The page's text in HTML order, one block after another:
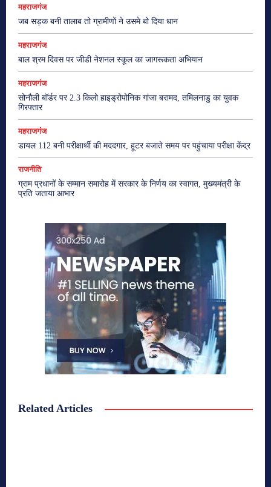
महराजगंज
जब सड़क बनी तालाब तो ग्रामीणों ने उसमे बो दिया धान
महराजगंज
बाल श्रम दिवस पर जीडी नेशनल स्कूल का जागरूकता अभियान
महराजगंज
सोनौली बॉर्डर पर 2.3 किलो हाइड्रोपोनिक गांजा बरामद, तमिलनाडु का युवक
गिरफ्तार
महराजगंज
डायल 112 बनी परीक्षार्थी की मददगार, हूटर बजाते समय पर पहुंचाया परीक्षा केंद्र
राजनीति
ग्राम प्रधानों के सम्मान समारोह में सरकार के निर्णय का स्वागत, मुख्यमंत्री के
प्रति जताया आभार
Related Articles